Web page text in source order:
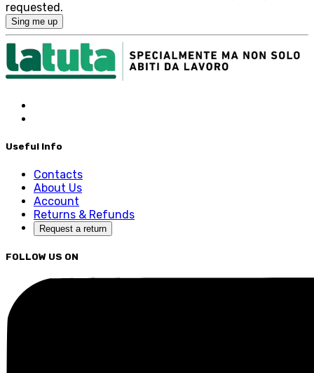
requested.
Sing me up
Useful Info
Contacts
About Us
Account
Returns & Refunds
Request a return
FOLLOW US ON